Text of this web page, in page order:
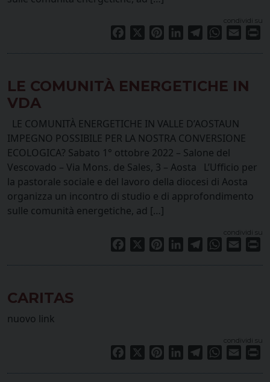
condividi su
Facebook PinterestLinkedInTelegramWhatsApp
Email
LE COMUNITÀ ENERGETICHE IN
VDA
LE COMUNITÀ ENERGETICHE IN VALLE D’AOSTAUN
IMPEGNO POSSIBILE PER LA NOSTRA CONVERSIONE
ECOLOGICA? Sabato 1° ottobre 2022 – Salone del
Vescovado – Via Mons. de Sales, 3 – Aosta L’Ufficio per
la pastorale sociale e del lavoro della diocesi di Aosta
organizza un incontro di studio e di approfondimento
sulle comunità energetiche, ad […]
condividi su
Facebook PinterestLinkedInTelegramWhatsApp
Email
CARITAS
nuovo link
condividi su
Facebook PinterestLinkedInTelegramWhatsApp
Email